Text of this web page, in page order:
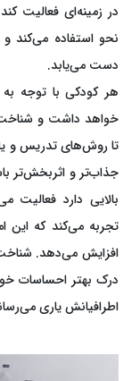
در زمینه‌ای فعالیت
نحو استفاده می‌کند
دست می‌یابد.
هر کودکی با توجه
خواهد داشت و
تا روش‌های تدریس و
جذاب‌تر و اثربخش‌تر
بالایی دارد
تجربه می‌کند که این
افزایش می‌دهد.
درک بهتر احساسات
اطرافیانش یاری